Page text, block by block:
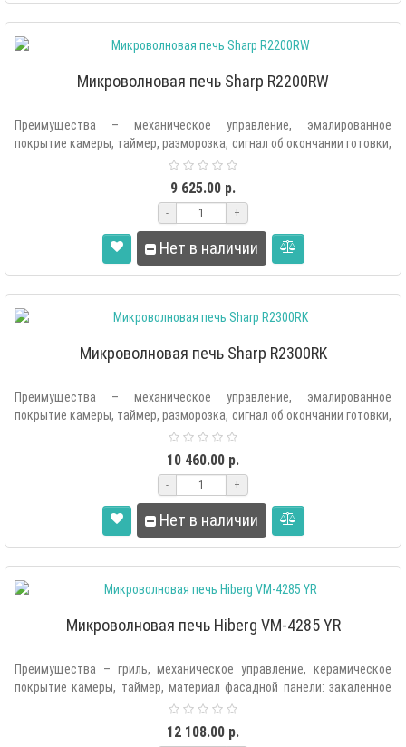
Микроволновая печь Sharp R2200RW
Преимущества – механическое управление, эмалированное
покрытие камеры, таймер, разморозка, сигнал об окончании готовки,
9 625.00 р.
- +
Нет в наличии
Микроволновая печь Sharp R2300RK
Преимущества – механическое управление, эмалированное
покрытие камеры, таймер, разморозка, сигнал об окончании готовки,
10 460.00 р.
- +
Нет в наличии
Микроволновая печь Hiberg VM-4285 YR
Преимущества – гриль, механическое управление, керамическое
покрытие камеры, таймер, материал фасадной панели: закаленное
12 108.00 р.